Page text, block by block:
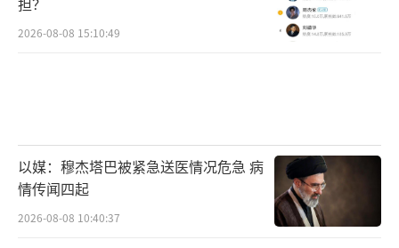
2026-08-08 15:10:49
以媒：穆杰塔巴被紧急送医情况危急 病
情传闻四起
2026-08-08 10:40:37